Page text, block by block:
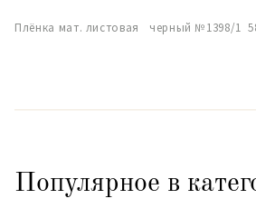
Плёнка мат. листовая черный №1398/1
Популярное в